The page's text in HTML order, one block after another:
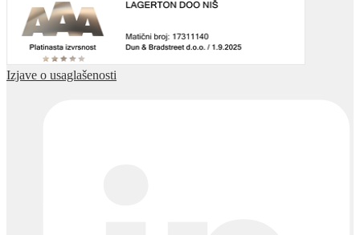
Izjave o usaglašenosti